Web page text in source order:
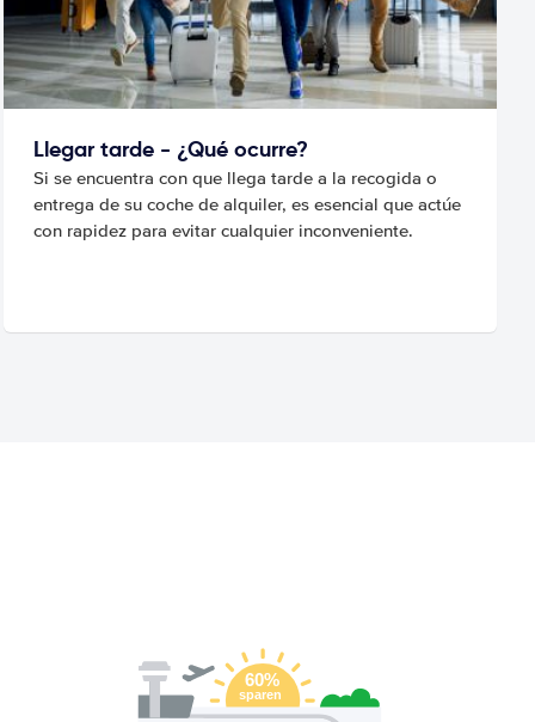
Llegar tarde - ¿Qué ocurre?
Si se encuentra con que llega tarde a la recogida o
entrega de su coche de alquiler, es esencial que actúe
con rapidez para evitar cualquier inconveniente.